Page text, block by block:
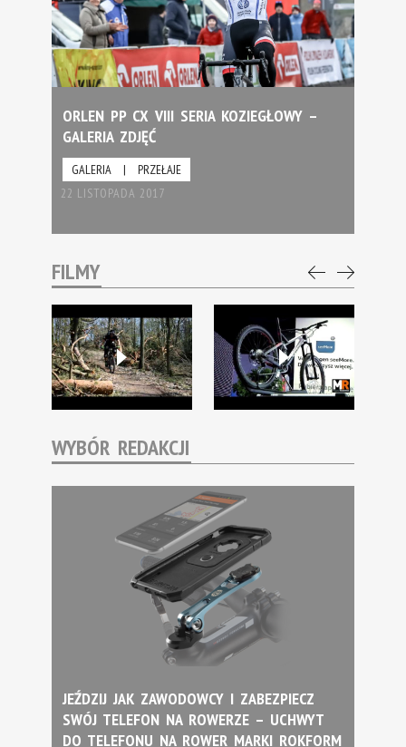
ORLEN PP CX VIII SERIA KOZIEGŁOWY –
GALERIA ZDJĘĆ
GALERIA |
PRZEŁAJE
22 LISTOPADA 2017
FILMY
WYBÓR REDAKCJI
JEŹDZIJ JAK ZAWODOWCY I ZABEZPIECZ
SWÓJ TELEFON NA ROWERZE – UCHWYT
DO TELEFONU NA ROWER MARKI ROKFORM